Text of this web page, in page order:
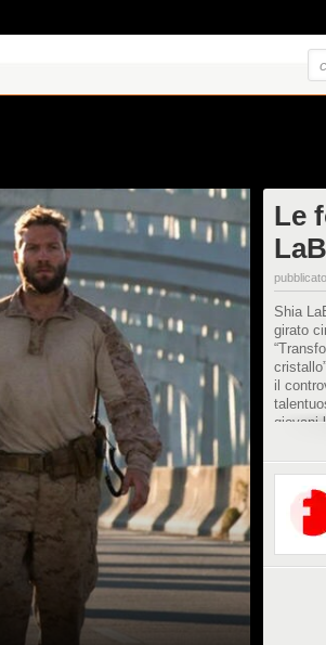
Le
Shia
girato
il
giovani